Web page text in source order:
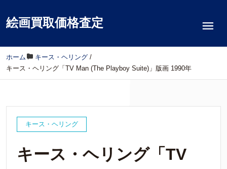
絵画買取価格査定
ホーム / キース・ヘリング /
キース・ヘリング「TV Man (The Playboy Suite)」版画 1990年
キース・ヘリング
キース・ヘリング「TV